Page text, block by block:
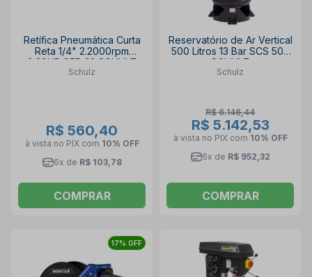
Retífica Pneumática Curta
Reta 1/4" 2.2000rpm
0.30HP SFR 22 SCHULZ
Schulz
R$ 560,40
à vista no PIX com 10% OFF
6x de R$ 103,78
COMPRAR
Reservatório de Ar Vertical
500 Litros 13 Bar SCS 500
SCHULZ
Schulz
R$ 6.146,44
R$ 5.142,53
à vista no PIX com 10% OFF
6x de R$ 952,32
COMPRAR
17% OFF